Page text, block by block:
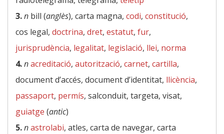
3.n bill (anglès), carta magna, codi, constitució,
cos legal, doctrina, dret, estatut, fur,
jurisprudència, legalitat, legislació, llei, norma
4.nacreditació, autorització, carnet, cartilla,
document d’accés, document d’identitat, llicència,
passaport, permís, salconduit, targeta, visat,
guiatge (antic)
5.nastrolabi, atles, carta de navegar, carta